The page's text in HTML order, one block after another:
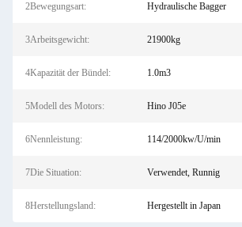
2Bewegungsart: Hydraulische Bagger
3Arbeitsgewicht: 21900kg
4Kapazität der Bündel: 1.0m3
5Modell des Motors: Hino J05e
6Nennleistung: 114/2000kw/U/min
7Die Situation: Verwendet, Runnig
8Herstellungsland: Hergestellt in Japan